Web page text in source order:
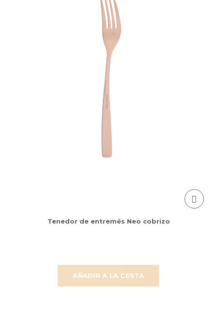
AÑADIR A LA CESTA
Tenedor de entremés Neo cobrizo